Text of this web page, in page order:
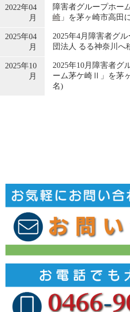
2022年04
月
障害者グループホー
崎」を茅ヶ崎市高田
2025年04
月
2025年4月障害者グ
団法人 るる神奈川へ
2025年10
月
2025年10月障害者グ
ーム茅ケ崎Ⅱ」を茅
名)